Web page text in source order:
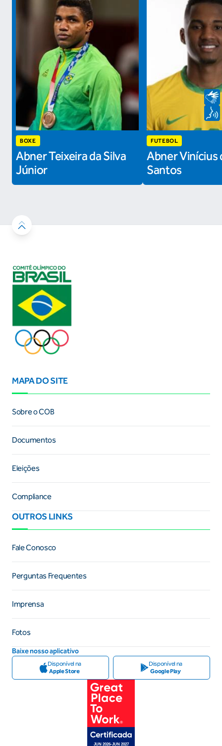
BOXE
Abner Teixeira da Silva
Júnior
FUTEBOL
Abner Vinícius
Santos
MAPA DO SITE
Sobre o COB
Documentos
Eleições
Compliance
OUTROS LINKS
Fale Conosco
Perguntas Frequentes
Imprensa
Fotos
Baixe nosso aplicativo
Disponível na
Apple Store
Disponível na
Google Play